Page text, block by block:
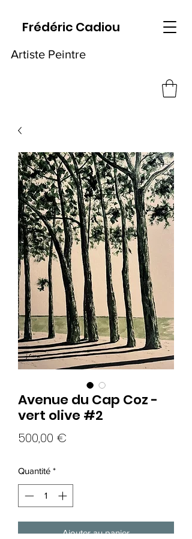
Frédéric Cadiou
Artiste Peintre
Avenue du Cap Coz -
vert olive #2
500,00 €
Quantité *
Ajouter au panier